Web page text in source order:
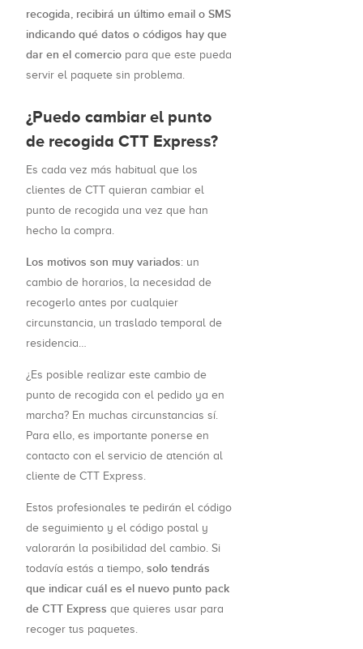
recogida, recibirá un último email o SMS
indicando qué datos o códigos hay que
dar en el comercio para que este pueda
servir el paquete sin problema.
¿Puedo cambiar el punto
de recogida CTT Express?
Es cada vez más habitual que los
clientes de CTT quieran cambiar el
punto de recogida una vez que han
hecho la compra.
Los motivos son muy variados: un
cambio de horarios, la necesidad de
recogerlo antes por cualquier
circunstancia, un traslado temporal de
residencia…
¿Es posible realizar este cambio de
punto de recogida con el pedido ya en
marcha? En muchas circunstancias sí.
Para ello, es importante ponerse en
contacto con el servicio de atención al
cliente de CTT Express.
Estos profesionales te pedirán el código
de seguimiento y el código postal y
valorarán la posibilidad del cambio. Si
todavía estás a tiempo, solo tendrás
que indicar cuál es el nuevo punto pack
de CTT Express que quieres usar para
recoger tus paquetes.